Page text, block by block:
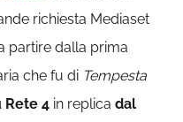
richiesta Mediaset
partire dalla prima
che fu di Tempesta
Rete 4 in replicadal